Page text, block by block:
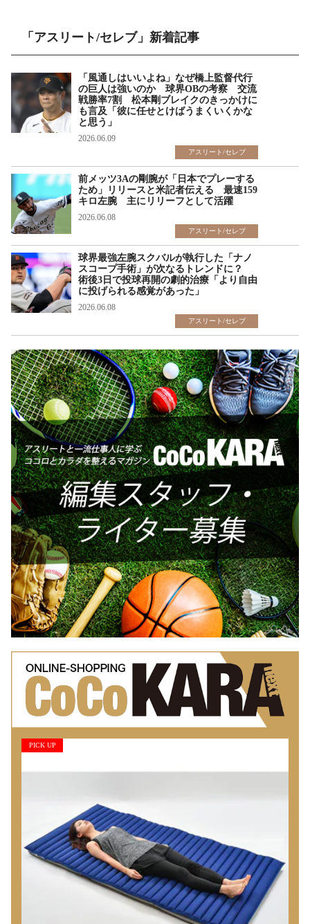
「アスリート/セレブ」新着記事
「風通しはいいよね」なぜ橋上監督代行
の巨人は強いのか 球界OBの考察 交流
戦勝率7割 松本剛ブレイクのきっかけに
も言及「彼に任せとけばうまくいくかな
と思う」
2026.06.09
アスリート/セレブ
前メッツ3Aの剛腕が「日本でプレーする
ため」リリースと米記者伝える 最速159
キロ左腕 主にリリーフとして活躍
2026.06.08
アスリート/セレブ
球界最強左腕スクバルが執行した「ナノ
スコープ手術」が次なるトレンドに？
術後3日で投球再開の劇的治療「より自由
に投げられる感覚があった」
2026.06.08
アスリート/セレブ
PICK UP